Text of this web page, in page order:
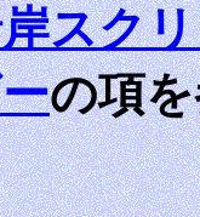
スク
の項